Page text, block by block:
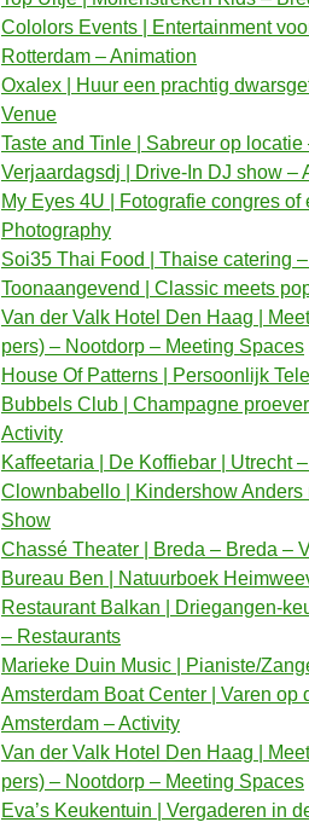
Cololors Events | Entertainment
Rotterdam – Animation
Oxalex | Huur een prachtig
Venue
Taste and Tinle | Sabreur op
Verjaardagsdj | Drive-In DJ show –
My Eyes 4U | Fotografie congres
Photography
Soi35 Thai Food | Thaise catering
Toonaangevend | Classic meets
Van der Valk Hotel Den Haag |
pers) – Nootdorp – Meeting Spaces
House Of Patterns | Persoonlijk
Bubbels Club | Champagne
Activity
Kaffeetaria | De Koffiebar | Utrecht
Clownbabello | Kindershow Anders
Show
Chassé Theater | Breda – Breda –
Bureau Ben | Natuurboek
Restaurant Balkan | Driegangen-
– Restaurants
Marieke Duin Music | Pianiste/
Amsterdam Boat Center | Varen op
Amsterdam – Activity
Van der Valk Hotel Den Haag |
pers) – Nootdorp – Meeting Spaces
Eva’s Keukentuin | Vergaderen in